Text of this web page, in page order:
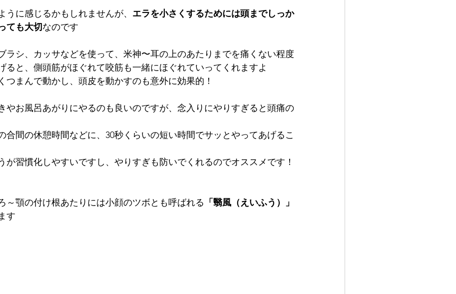
うに感じるかもしれませんが、 エラを小さくするためには頭までしっか
ても大切なのです
ラシ、カッサなどを使って、米神〜耳の上のあたりまでを痛くない程度
ると、側頭筋がほぐれて咬筋も一緒にほぐれていってくれますよ
つまんで動かし、頭皮を動かすのも意外に効果的！
やお風呂あがりにやるのも良いのですが、念入りにやりすぎると頭痛の
合間の休憩時間などに、30秒くらいの短い時間でサッとやってあげるこ
が習慣化しやすいですし、やりすぎも防いでくれるのでオススメです！
～顎の付け根あたりには小顔のツボとも呼ばれる 「翳風（えいふう）」
す